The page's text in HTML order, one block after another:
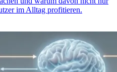
im Alltag profitieren.